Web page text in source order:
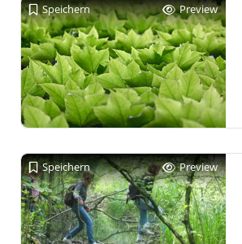
Speichern Preview
Speichern Preview